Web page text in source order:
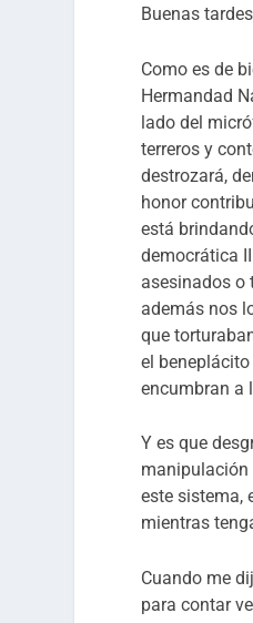
Buenas
Como es de
Hermandad
lado del
terreros y
destrozará,
honor
está
democrática
asesinados o
además nos
que
el
encumbran a
Y es que
manipulación
este sistema,
mientras
Cuando me
para contar